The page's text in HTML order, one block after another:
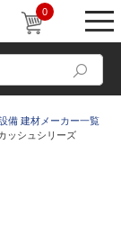
0
備 建材メーカー一覧
ッシュシリーズ